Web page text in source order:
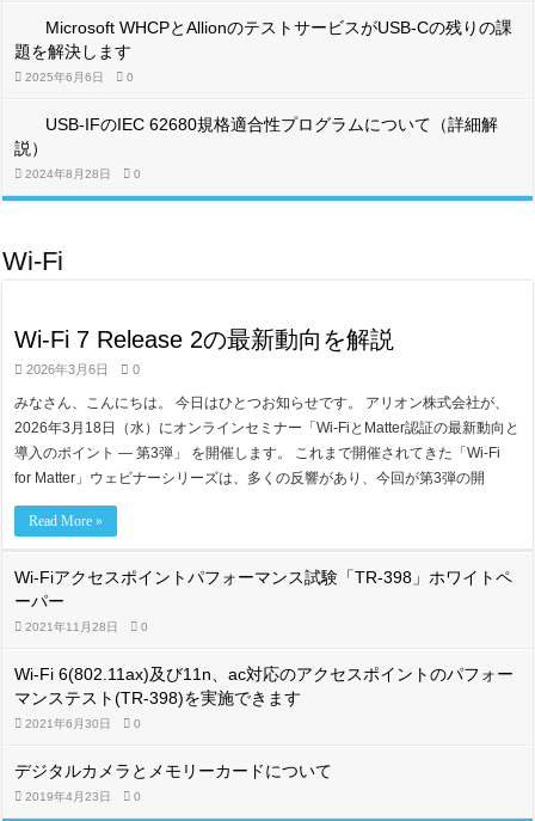
Microsoft WHCPとAllionのテストサービスがUSB-Cの残りの課
題を解決します
2025年6月6日 0
USB-IFのIEC 62680規格適合性プログラムについて（詳細解
説）
2024年8月28日 0
Wi-Fi
Wi-Fi 7 Release 2の最新動向を解説
2026年3月6日 0
みなさん、こんにちは。 今日はひとつお知らせです。 アリオン株式会社が、
2026年3月18日（水）にオンラインセミナー「Wi-FiとMatter認証の最新動向と
導入のポイント ― 第3弾」 を開催します。 これまで開催されてきた「Wi-Fi
for Matter」ウェビナーシリーズは、多くの反響があり、今回が第3弾の開
Read More »
Wi-Fiアクセスポイントパフォーマンス試験「TR-398」ホワイトペ
ーパー
2021年11月28日 0
Wi-Fi 6(802.11ax)及び11n、ac対応のアクセスポイントのパフォー
マンステスト(TR-398)を実施できます
2021年6月30日 0
デジタルカメラとメモリーカードについて
2019年4月23日 0